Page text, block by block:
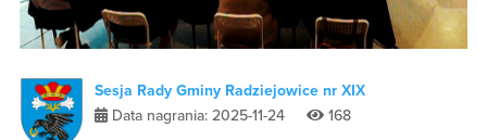
Sesja Rady Gminy Radziejowice nr XIX
Data nagrania: 2025-11-24
168